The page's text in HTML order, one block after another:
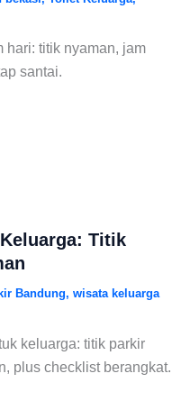
hari: titik nyaman, jam
santai.
Titik
Bandung, wisata keluarga
keluarga: titik parkir
plus checklist berangkat.